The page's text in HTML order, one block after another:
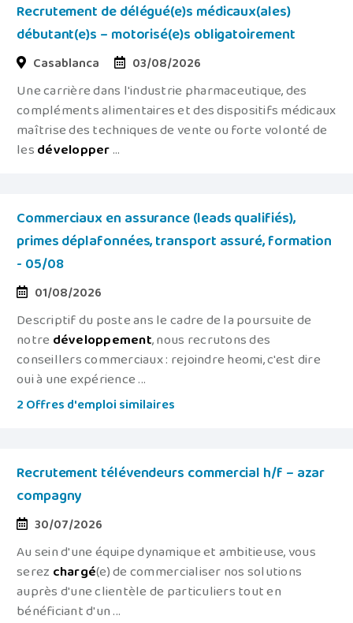
Recrutement de délégué(e)s médicaux(ales)
débutant(e)s – motorisé(e)s obligatoirement
Casablanca 03/08/2026
Une carrière dans l'industrie pharmaceutique, des
compléments alimentaires et des dispositifs médicaux
maîtrise des techniques de vente ou forte volonté de
lesdévelopper...
Commerciaux en assurance (leads qualifiés),
primes déplafonnées, transport assuré, formation
- 05/08
01/08/2026
Descriptif du poste ans le cadre de la poursuite de
notre développement, nous recrutons des
conseillers commerciaux : rejoindre heomi, c'est dire
oui à une expérience ...
2 Offres d'emploi similaires
Recrutement télévendeurs commercial h/f – azar
compagny
30/07/2026
Au sein d'une équipe dynamique et ambitieuse, vous
serez chargé(e) de commercialiser nos solutions
auprès d'une clientèle de particuliers tout en
bénéficiant d'un ...